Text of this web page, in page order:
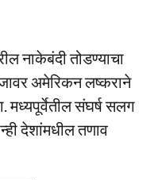
नाकेबंदी तोडण्याचा
अमेरिकन लष्कराने
मध्यपूर्वेतील संघर्ष सलग
देशांमधील तणाव